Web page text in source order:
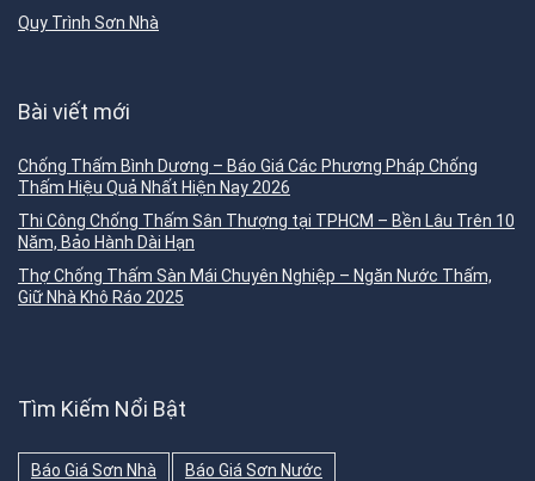
Quy Trình Sơn Nhà
Bài viết mới
Chống Thấm Bình Dương – Báo Giá Các Phương Pháp Chống
Thấm Hiệu Quả Nhất Hiện Nay 2026
Thi Công Chống Thấm Sân Thượng tại TPHCM – Bền Lâu Trên 10
Năm, Bảo Hành Dài Hạn
Thợ Chống Thấm Sàn Mái Chuyên Nghiệp – Ngăn Nước Thấm,
Giữ Nhà Khô Ráo 2025
Tìm Kiếm Nổi Bật
Báo Giá Sơn Nhà
Báo Giá Sơn Nước